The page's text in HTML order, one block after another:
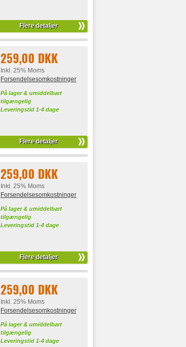
Flere detaljer
259,00 DKK
Inkl. 25% Moms
Forsendelsesomkostninger
På lager & umiddelbart
tilgængelig
Leveringstid 1-4 dage
Flere detaljer
259,00 DKK
Inkl. 25% Moms
Forsendelsesomkostninger
På lager & umiddelbart
tilgængelig
Leveringstid 1-4 dage
Flere detaljer
259,00 DKK
Inkl. 25% Moms
Forsendelsesomkostninger
På lager & umiddelbart
tilgængelig
Leveringstid 1-4 dage